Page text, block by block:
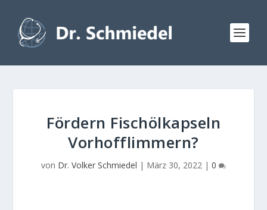
Fördern Fischölkapseln
Vorhofflimmern?
von Dr. Volker Schmiedel | März 30, 2022 | 0